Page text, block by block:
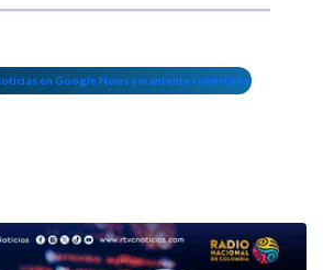
en Google News y mantente conectado